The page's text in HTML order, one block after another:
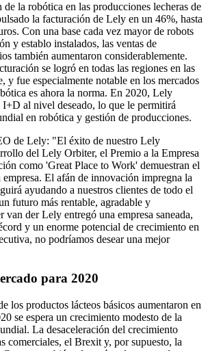
la robótica en las producciones lecheras de
la facturación de Lely en un 46%, hasta
Con una base cada vez mayor de robots
y establo instalados, las ventas de
también aumentaron considerablemente.
se logró en todas las regiones en las
y fue especialmente notable en los mercados
es ahora la norma. En 2020, Lely
al nivel deseado, lo que le permitirá
en robótica y gestión de producciones.
de Lely: "El éxito de nuestro Lely
del Lely Orbiter, el Premio a la Empresa
como 'Great Place to Work' demuestran el
empresa. El afán de innovación impregna la
ayudando a nuestros clientes de todo el
futuro más rentable, agradable y
van der Lely entregó una empresa saneada,
y un enorme potencial de crecimiento en
no podríamos desear una mejor
para 2020
los productos lácteos básicos aumentaron en
se espera un crecimiento modesto de la
La desaceleración del crecimiento
comerciales, el Brexit y, por supuesto, la